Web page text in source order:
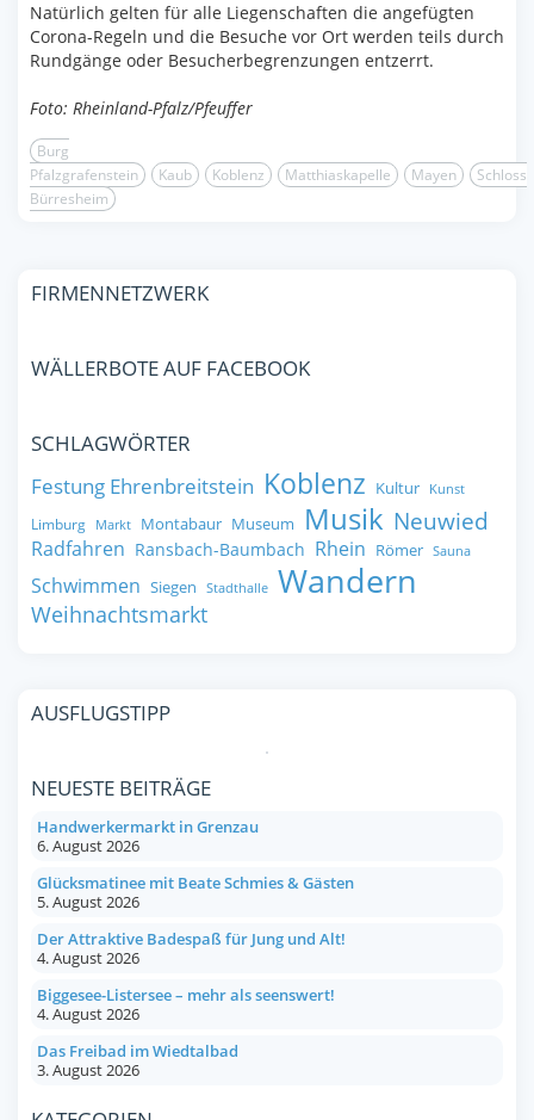
Natürlich gelten für alle Liegenschaften die angefügten
Corona-Regeln und die Besuche vor Ort werden teils durch
Rundgänge oder Besucherbegrenzungen entzerrt.
Foto: Rheinland-Pfalz/Pfeuffer
Burg
Pfalzgrafenstein
Kaub Koblenz Matthiaskapelle Mayen
Schloss
Bürresheim
FIRMENNETZWERK
WÄLLERBOTE AUF FACEBOOK
SCHLAGWÖRTER
Festung Ehrenbreitstein Koblenz Kultur Kunst
Limburg Markt Montabaur Museum Musik Neuwied
Radfahren Ransbach-Baumbach Rhein Römer Sauna
Schwimmen Siegen Stadthalle Wandern
Weihnachtsmarkt
AUSFLUGSTIPP
NEUESTE BEITRÄGE
Handwerkermarkt in Grenzau
6. August 2026
Glücksmatinee mit Beate Schmies & Gästen
5. August 2026
Der Attraktive Badespaß für Jung und Alt!
4. August 2026
Biggesee-Listersee – mehr als seenswert!
4. August 2026
Das Freibad im Wiedtalbad
3. August 2026